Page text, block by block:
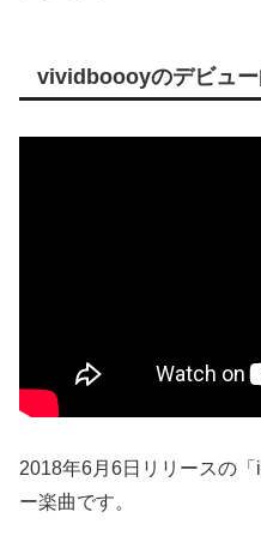
vividboooyのデビュー
2018年6月6日リリースの
ー楽曲です。